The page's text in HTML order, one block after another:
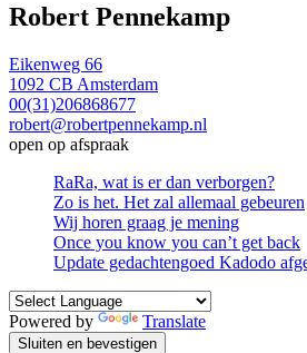
Robert Pennekamp
Eikenweg 66
1092 CB Amsterdam
00(31)206868677
robert@robertpennekamp.nl
open op afspraak
RaRa, wat is er dan verborgen?
Zo is het. Het zal allemaal gebeuren
Wij horen graag je mening
Once you know you can’t get back
Update gedachtengoed Kadodo
Powered by Translate